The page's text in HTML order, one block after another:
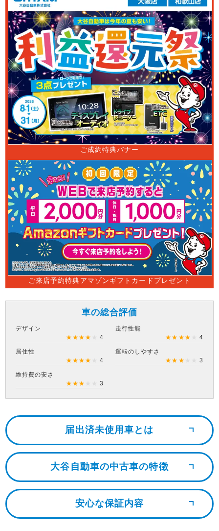
車の総合評価
デザイン
★ ★ ★ ★ 4
走行性能
★ ★ ★ ★ 4
居住性
★ ★ ★ ★ 4
運転のしやすさ
★ ★ ★ 3
維持費の安さ
★ ★ ★ 3
届出済未使用車とは
大谷自動車の中古車の特徴
安心な保証内容
ご成約特典バナー
ご来店予約特典アマゾンギフトカードプレゼント